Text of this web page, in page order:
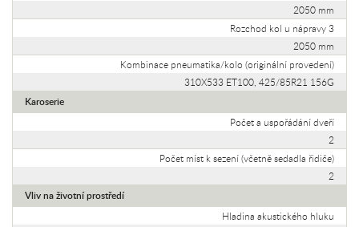
2050 mm
Rozchod kol u nápravy 3
2050 mm
Kombinace pneumatika/kolo (originální provedení)
310X533 ET100, 425/85R21 156G
Karoserie
Počet a uspořádání dveří
2
Počet míst k sezení (včetně sedadla řidiče)
2
Vliv na životní prostředí
Hladina akustického hluku